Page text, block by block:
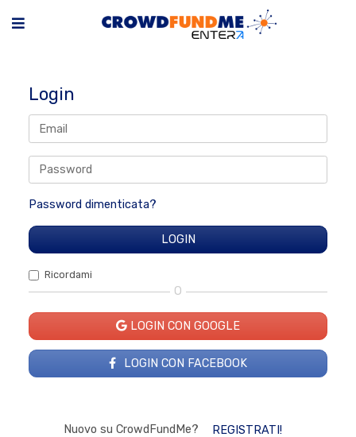
Login
Password dimenticata?
Ricordami
O
LOGIN CON GOOGLE
LOGIN CON FACEBOOK
Nuovo su CrowdFundMe? REGISTRATI!